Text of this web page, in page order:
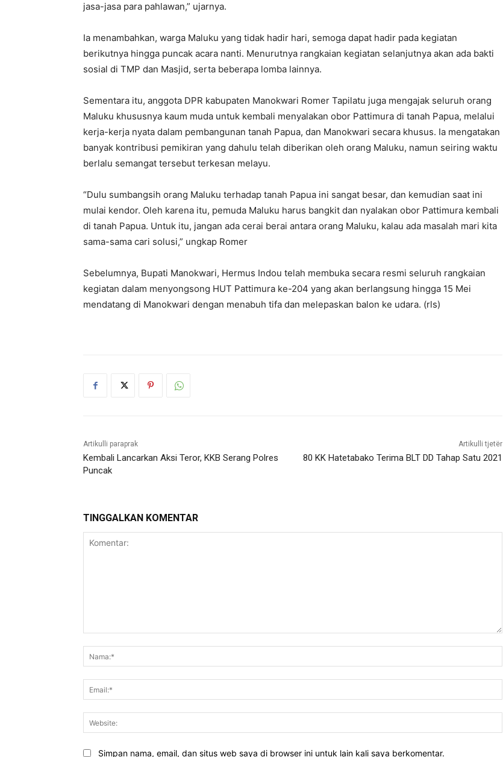
jasa-jasa para pahlawan,” ujarnya.
Ia menambahkan, warga Maluku yang tidak hadir hari, semoga dapat hadir pada kegiatan
berikutnya hingga puncak acara nanti. Menurutnya rangkaian kegiatan selanjutnya akan ada bakti
sosial di TMP dan Masjid, serta beberapa lomba lainnya.
Sementara itu, anggota DPR kabupaten Manokwari Romer Tapilatu juga mengajak seluruh orang
Maluku khususnya kaum muda untuk kembali menyalakan obor Pattimura di tanah Papua, melalui
kerja-kerja nyata dalam pembangunan tanah Papua, dan Manokwari secara khusus. Ia mengatakan
banyak kontribusi pemikiran yang dahulu telah diberikan oleh orang Maluku, namun seiring waktu
berlalu semangat tersebut terkesan melayu.
“Dulu sumbangsih orang Maluku terhadap tanah Papua ini sangat besar, dan kemudian saat ini
mulai kendor. Oleh karena itu, pemuda Maluku harus bangkit dan nyalakan obor Pattimura kembali
di tanah Papua. Untuk itu, jangan ada cerai berai antara orang Maluku, kalau ada masalah mari kita
sama-sama cari solusi,” ungkap Romer
Sebelumnya, Bupati Manokwari, Hermus Indou telah membuka secara resmi seluruh rangkaian
kegiatan dalam menyongsong HUT Pattimura ke-204 yang akan berlangsung hingga 15 Mei
mendatang di Manokwari dengan menabuh tifa dan melepaskan balon ke udara. (rls)
Artikulli paraprak
Kembali Lancarkan Aksi Teror, KKB Serang Polres
Puncak
Artikulli tjetër
80 KK Hatetabako Terima BLT DD Tahap Satu 2021
TINGGALKAN KOMENTAR
Simpan nama, email, dan situs web saya di browser ini untuk lain kali saya berkomentar.